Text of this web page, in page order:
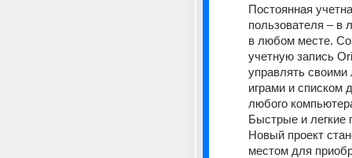
Постоянная
пользователя – в
в любом месте.
учетную запись
управлять
играми и списком
любого
Быстрые и легкие
Новый проект
местом для